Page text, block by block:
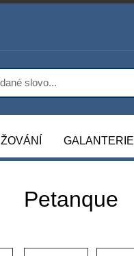
GALANTERIE
Petanque